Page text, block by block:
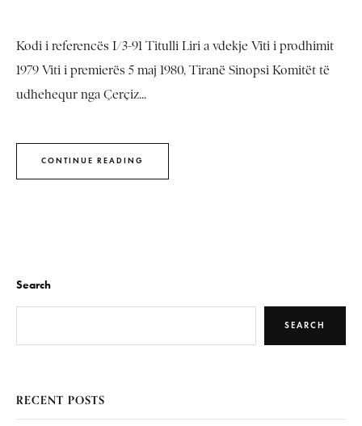
Kodi i referencës I/3-91 Titulli Liri a vdekje Viti i prodhimit
1979 Viti i premierës 5 maj 1980, Tiranë Sinopsi Komitët të
udhehequr nga Çerçiz...
CONTINUE READING
Search
SEARCH
RECENT POSTS